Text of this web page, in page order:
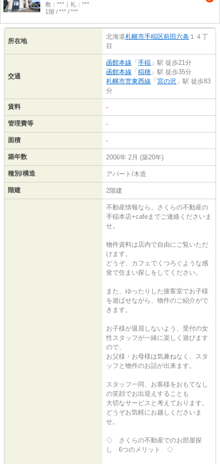
敷：***｜礼：***
1階 / *** / ***
所在地
北海道札幌市手稲区前田六条 １４丁
目
交通
函館本線 「手稲 」駅 徒歩21分
函館本線 「稲穂 」駅 徒歩35分
札幌市営東西線 「宮の沢 」駅 徒歩83
分
賃料 -
管理費等 -
面積 -
築年数 2006年 2月 (築20年)
種別/構造 アパート/木造
階建 2階建
不動産情報なら、さくらの不動産の
手稲本店+cafeまでご連絡くださいま
せ。
物件資料は店内で自由にご覧いただ
けます。
どうぞ、カフェでくつろぐような感
覚で住まい探しをしてください。
また、ゆったりした接客室でお子様
を遊ばせながら、物件のご紹介がで
きます。
お子様が退屈しないよう、受付の女
性スタッフが一緒に楽しく遊びます
ので、
お父様・お母様は気兼ねなく、スタ
ッフと物件のお話が出来ます。
スタッフ一同、お客様をおもてなし
の笑顔でお出迎えすることも
大切なサービスと考えております。
どうぞお気軽にお越しくださいま
せ。
◇ さくらの不動産でのお部屋探
し 6つのメリット ◇